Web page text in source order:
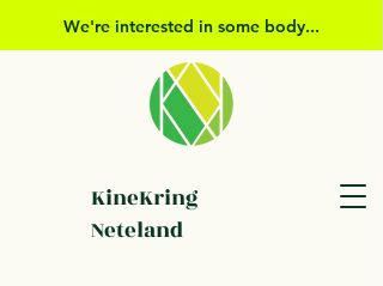
We're interested in some body...
KineKring
Neteland